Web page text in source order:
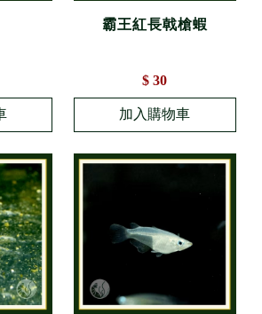
霸王紅長戟槍蝦
$ 30